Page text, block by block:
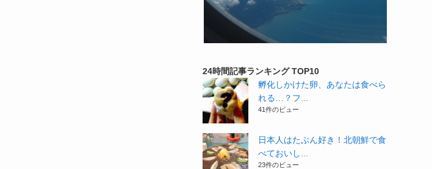
24時間記事ランキング TOP10
孵化しかけた卵、あなたは食べら
れる…？フ...
41件のビュー
日本人はたぶん好き！北朝鮮で食
べておいし...
23件のビュー